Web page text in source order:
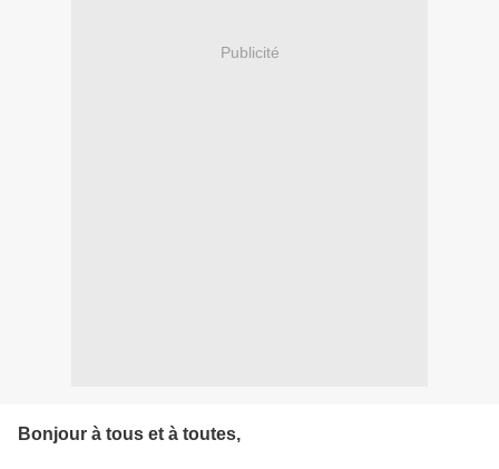
Publicité
Bonjour à tous et à toutes,